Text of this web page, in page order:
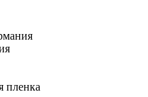
пленка